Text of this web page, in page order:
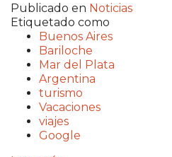
Publicado en Noticias
Etiquetado como
Buenos Aires
Bariloche
Mar del Plata
Argentina
turismo
Vacaciones
viajes
Google